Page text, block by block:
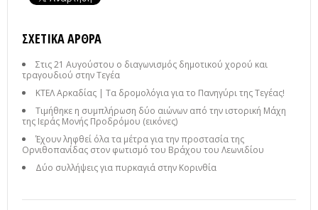
ΣΧΕΤΙΚΆ ΆΡΘΡΑ
Στις 21 Αυγούστου ο διαγωνισμός δημοτικού χορού και
τραγουδιού στην Τεγέα
ΚΤΕΛ Αρκαδίας | Τα δρομολόγια για το Πανηγύρι της Τεγέας!
Τιμήθηκε η συμπλήρωση δύο αιώνων από την ιστορική Μάχη
της Ιεράς Μονής Προδρόμου (εικόνες)
Έχουν ληφθεί όλα τα μέτρα για την προστασία της
Ορνιθοπανίδας στον φωτισμό του Βράχου του Λεωνιδίου
Δύο συλλήψεις για πυρκαγιά στην Κορινθία